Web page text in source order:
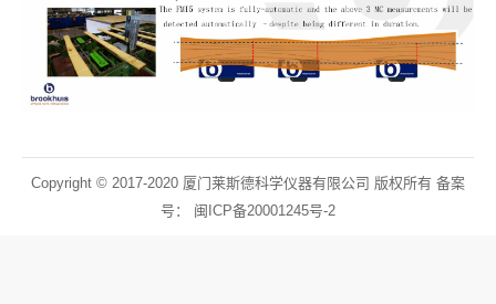
Copyright © 2017-2020 厦门莱斯德科学仪器有限公司 版权所有 备案
号： 闽ICP备20001245号-2